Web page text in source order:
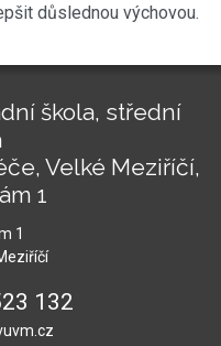
důslednou výchovou.
škola, střední
Velké Meziříčí,
1
1
132